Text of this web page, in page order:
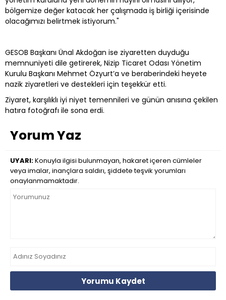
bölgemize değer katacak her çalışmada iş birliği içerisinde
olacağımızı belirtmek istiyorum."
GESOB Başkanı Ünal Akdoğan ise ziyaretten duyduğu
memnuniyeti dile getirerek, Nizip Ticaret Odası Yönetim
Kurulu Başkanı Mehmet Özyurt’a ve beraberindeki heyete
nazik ziyaretleri ve destekleri için teşekkür etti.
Ziyaret, karşılıklı iyi niyet temennileri ve günün anısına çekilen
hatıra fotoğrafı ile sona erdi.
Yorum Yaz
UYARI:Konuyla ilgisi bulunmayan, hakaret içeren cümleler
veya imalar, inançlara saldırı, şiddete teşvik yorumları
onaylanmamaktadır.
Yorumu Kaydet